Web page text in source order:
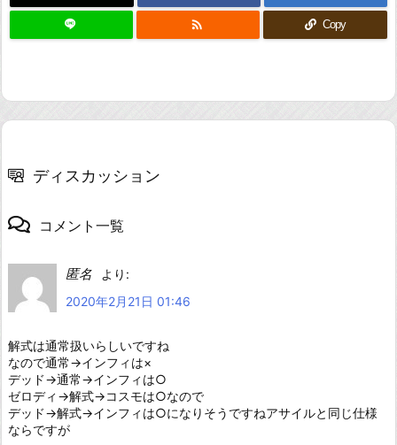
 Copy
ディスカッション
コメント一覧
匿名
より:
2020年2月21日 01:46
解式は通常扱いらしいですね
なので通常→インフィは×
デッド→通常→インフィは○
ゼロディ→解式→コスモは○なので
デッド→解式→インフィは○になりそうですねアサイルと同じ仕様
ならですが